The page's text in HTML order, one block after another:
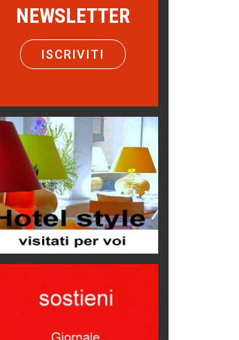
castagno
Eventi
Emilio Isgrò, il cancellatore
ARTE militante
Proteggersi, sempre
Hotels, B&B e Ristoranti... 10 &
Le nostre recensioni
Bolzano: L'Eisenhut Boutique
Hotel
Oasi di piacere
Teodorico, sovrano illuminato
1500 anni dalla morte
degli italiani
Trentodoc Festival, bollicine di
NEWSLETTER
ISCRIVITI